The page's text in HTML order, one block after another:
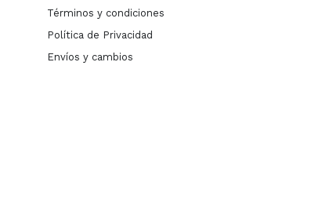
Términos y condiciones
Política de Privacidad
Envíos y cambios